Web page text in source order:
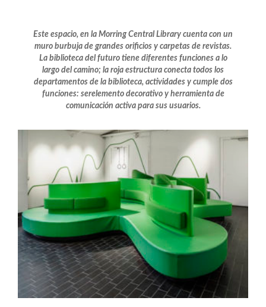
Este espacio, en la Morring Central Library cuenta con un
muro burbuja de grandes orificios y carpetas de revistas.
La biblioteca del futuro tiene diferentes funciones a lo
largo del camino; la roja estructura conecta todos los
departamentos de la biblioteca, actividades y cumple dos
funciones: serelemento decorativo y herramienta de
comunicación activa para sus usuarios.